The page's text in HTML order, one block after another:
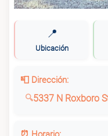
📍
Ubicación
📮 Dirección:
5337 N Roxboro